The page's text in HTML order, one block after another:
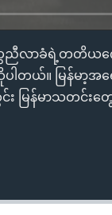
ညီလာခံရဲ့တတိယက
ဆိုပါတယ်။ မြန်မ
မြန်မာသတင်းတွ